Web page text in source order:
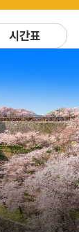
시간표